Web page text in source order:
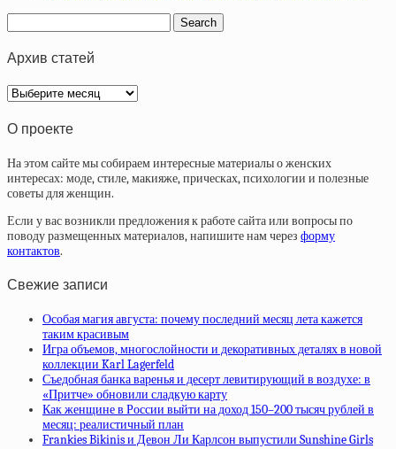
Архив статей
Архив
статей
О проекте
На этом сайте мы собираем интересные материалы о женских
интересах: моде, стиле, макияже, прическах, психологии и полезные
советы для женщин.
Если у вас возникли предложения к работе сайта или вопросы по
поводу размещенных материалов, напишите нам через форму
контактов.
Свежие записи
Особая магия августа: почему последний месяц лета кажется
таким красивым
Игра объемов, многослойности и декоративных деталях в новой
коллекции Karl Lagerfeld
Съедобная банка варенья и десерт левитирующий в воздухе: в
«Притче» обновили сладкую карту
Как женщине в России выйти на доход 150–200 тысяч рублей в
месяц: реалистичный план
Frankies Bikinis и Девон Ли Карлсон выпустили Sunshine Girls